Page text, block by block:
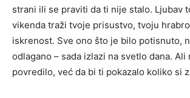
strani ili se praviti da ti nije stalo. Ljubav
vikenda traži tvoje prisustvo, tvoju
iskrenost. Sve ono što je bilo potisnuto,
odlagano – sada izlazi na svetlo dana. Ali
povredilo, već da bi ti pokazalo koliko si